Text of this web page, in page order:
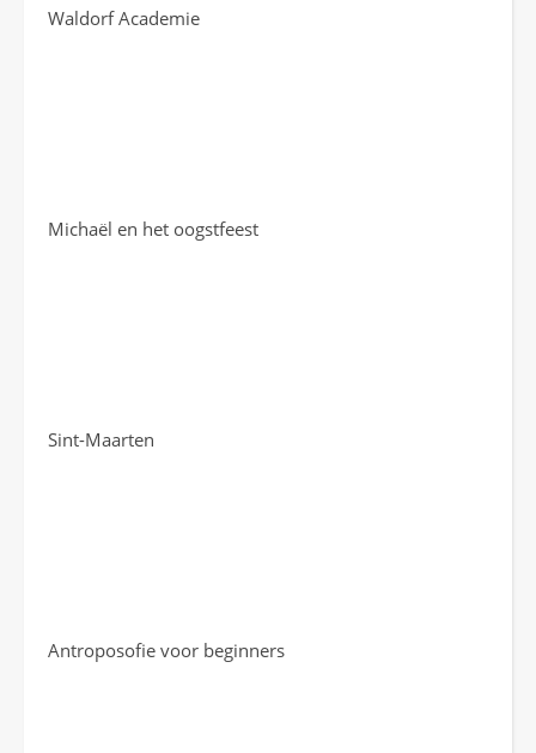
Waldorf Academie
Michaël en het oogstfeest
Sint-Maarten
Antroposofie voor beginners